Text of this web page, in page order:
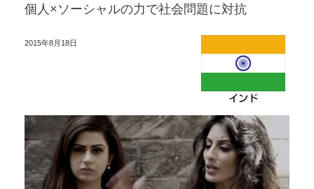
個人×ソーシャルの力で社会問題に対抗
2015年8月18日